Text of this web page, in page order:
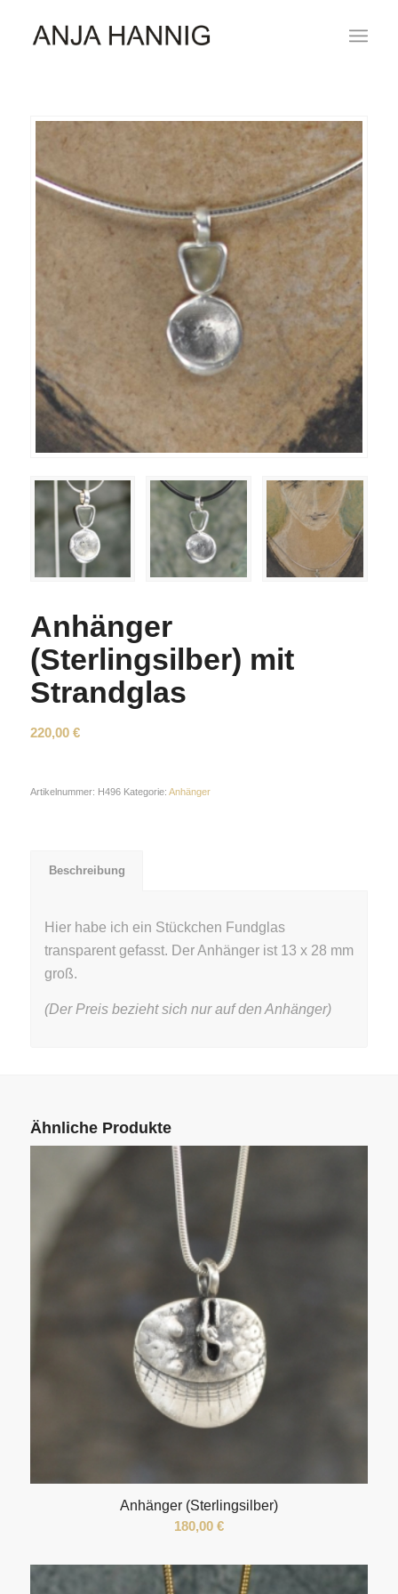
Anhänger
(Sterlingsilber) mit
Strandglas
220,00 €
Artikelnummer: H496 Kategorie: Anhänger
Beschreibung
Hier habe ich ein Stückchen Fundglas
transparent gefasst. Der Anhänger ist 13 x 28 mm
groß.
(Der Preis bezieht sich nur auf den Anhänger)
Ähnliche Produkte
Anhänger (Sterlingsilber)
180,00 €